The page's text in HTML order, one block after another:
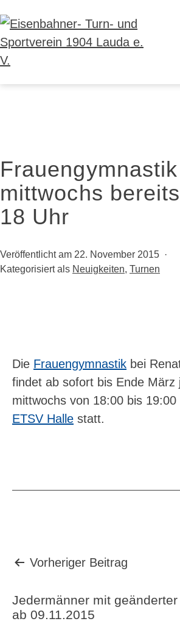
Inhalt
springen
Lauda
e.
V.
Frauengymnastik
mittwochs
18 Uhr
Veröffentlicht am 22. November 2015
Kategorisiert als Neuigkeiten, Turnen
Die Frauengymnastik bei
findet ab sofort bis Ende März
mittwochs von 18:00 bis
ETSV Halle statt.
Beitragsnavigation
Vorheriger Beitrag
Jedermänner mit
ab 09.11.2015